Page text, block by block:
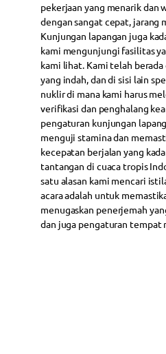
pekerjaan yang menarik dan
dengan sangat cepat, jarang
Kunjungan lapangan juga
kami mengunjungi fasilitas
kami lihat. Kami telah
yang indah, dan di sisi lain
nuklir di mana kami harus
verifikasi dan penghalang
pengaturan kunjungan
menguji stamina dan
kecepatan berjalan yang
tantangan di cuaca tropis
satu alasan kami mencari
acara adalah untuk
menugaskan penerjemah
dan juga pengaturan tempat